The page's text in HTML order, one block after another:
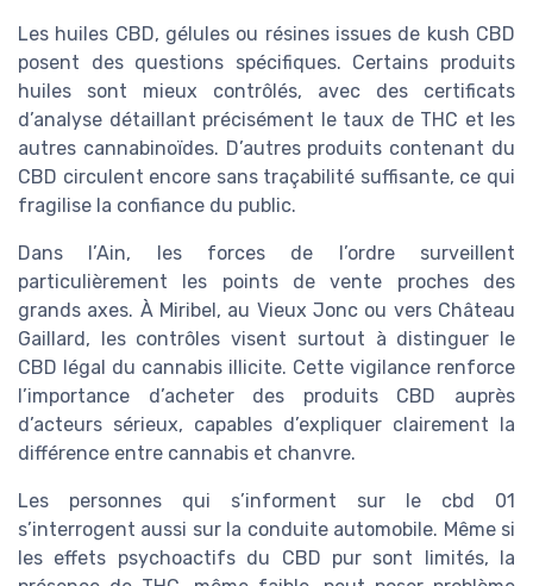
Les huiles CBD, gélules ou résines issues de kush CBD
posent des questions spécifiques. Certains produits
huiles sont mieux contrôlés, avec des certificats
d’analyse détaillant précisément le taux de THC et les
autres cannabinoïdes. D’autres produits contenant du
CBD circulent encore sans traçabilité suffisante, ce qui
fragilise la confiance du public.
Dans l’Ain, les forces de l’ordre surveillent
particulièrement les points de vente proches des
grands axes. À Miribel, au Vieux Jonc ou vers Château
Gaillard, les contrôles visent surtout à distinguer le
CBD légal du cannabis illicite. Cette vigilance renforce
l’importance d’acheter des produits CBD auprès
d’acteurs sérieux, capables d’expliquer clairement la
différence entre cannabis et chanvre.
Les personnes qui s’informent sur le cbd 01
s’interrogent aussi sur la conduite automobile. Même si
les effets psychoactifs du CBD pur sont limités, la